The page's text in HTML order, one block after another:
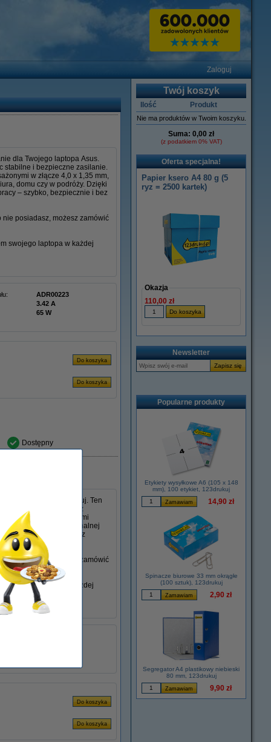
Zaloguj
dla Twojego laptopa Asus.
stabilne i bezpieczne zasilanie.
w złącze 4,0 x 1,35 mm,
domu czy w podróży. Dzięki
– szybko, bezpiecznie i bez
nie posiadasz, możesz zamówić
swojego laptopa w każdej
ADR00223
3.42 A
65 W
Dostępny
45 W w wersji 123drukuj. Ten
mm i jest kompatybilny z
sobie ze wszystkimi
jako zamiennik oryginalnej
niezawodność i wygodę z
nie posiadasz, możesz zamówić
swojego laptopa w każdej
Twój koszyk
Ilość Produkt
Nie ma produktów w Twoim koszyku.
Suma: 0,00 zł
(z podatkiem 0% VAT)
Oferta specjalna!
Papier ksero A4 80 g (5
ryz = 2500 kartek)
Okazja
110,00 zł
Newsletter
Popularne produkty
Etykiety wysyłkowe A6 (105 x 148
mm), 100 etykiet, 123drukuj
14,90 zł
Spinacze biurowe 33 mm okrągłe
(100 sztuk), 123drukuj
2,90 zł
Segregator A4 plastikowy niebieski
80 mm, 123drukuj
9,90 zł